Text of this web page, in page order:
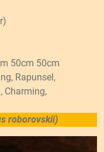
50cm 50cm
Rapunsel,
Charming,
roborovskii)